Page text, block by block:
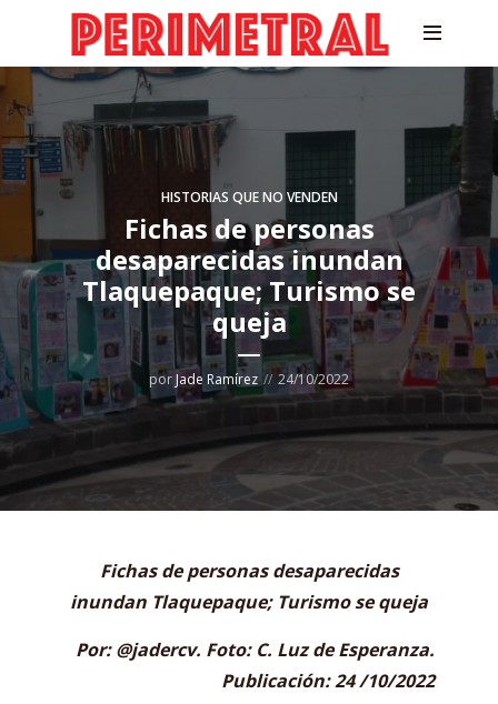
HISTORIAS QUE NO VENDEN
Fichas de personas
desaparecidas inundan
Tlaquepaque; Turismo se
queja
por Jade Ramírez 24/10/2022
Fichas de personas desaparecidas
inundan Tlaquepaque; Turismo se queja
Por: @jadercv. Foto: C. Luz de Esperanza.
Publicación: 24 /10/2022